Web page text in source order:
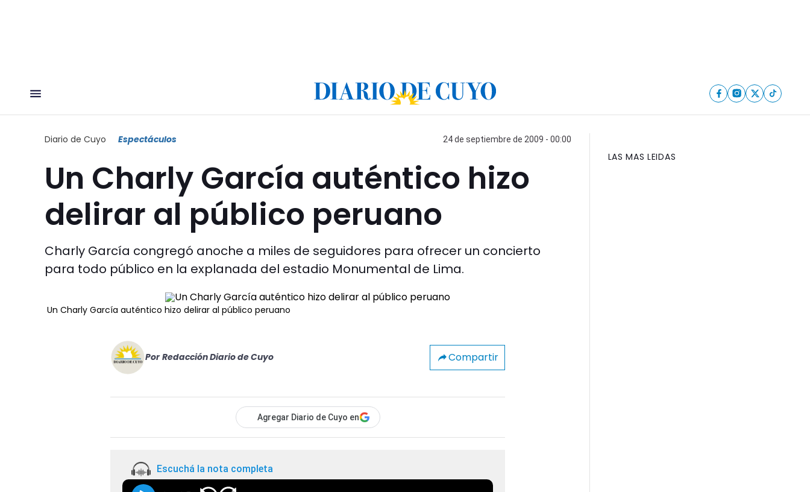
Diario de Cuyo Espectáculos 24 de septiembre de 2009 - 00:00
Un Charly García auténtico hizo
delirar al público peruano
Charly García congregó anoche a miles de seguidores para ofrecer un concierto
para todo público en la explanada del estadio Monumental de Lima.
Un Charly García auténtico hizo delirar al público peruano
Por Redacción Diario de Cuyo Compartir
Agregar Diario de Cuyo en
Escuchá la nota completa
LAS MAS LEIDAS